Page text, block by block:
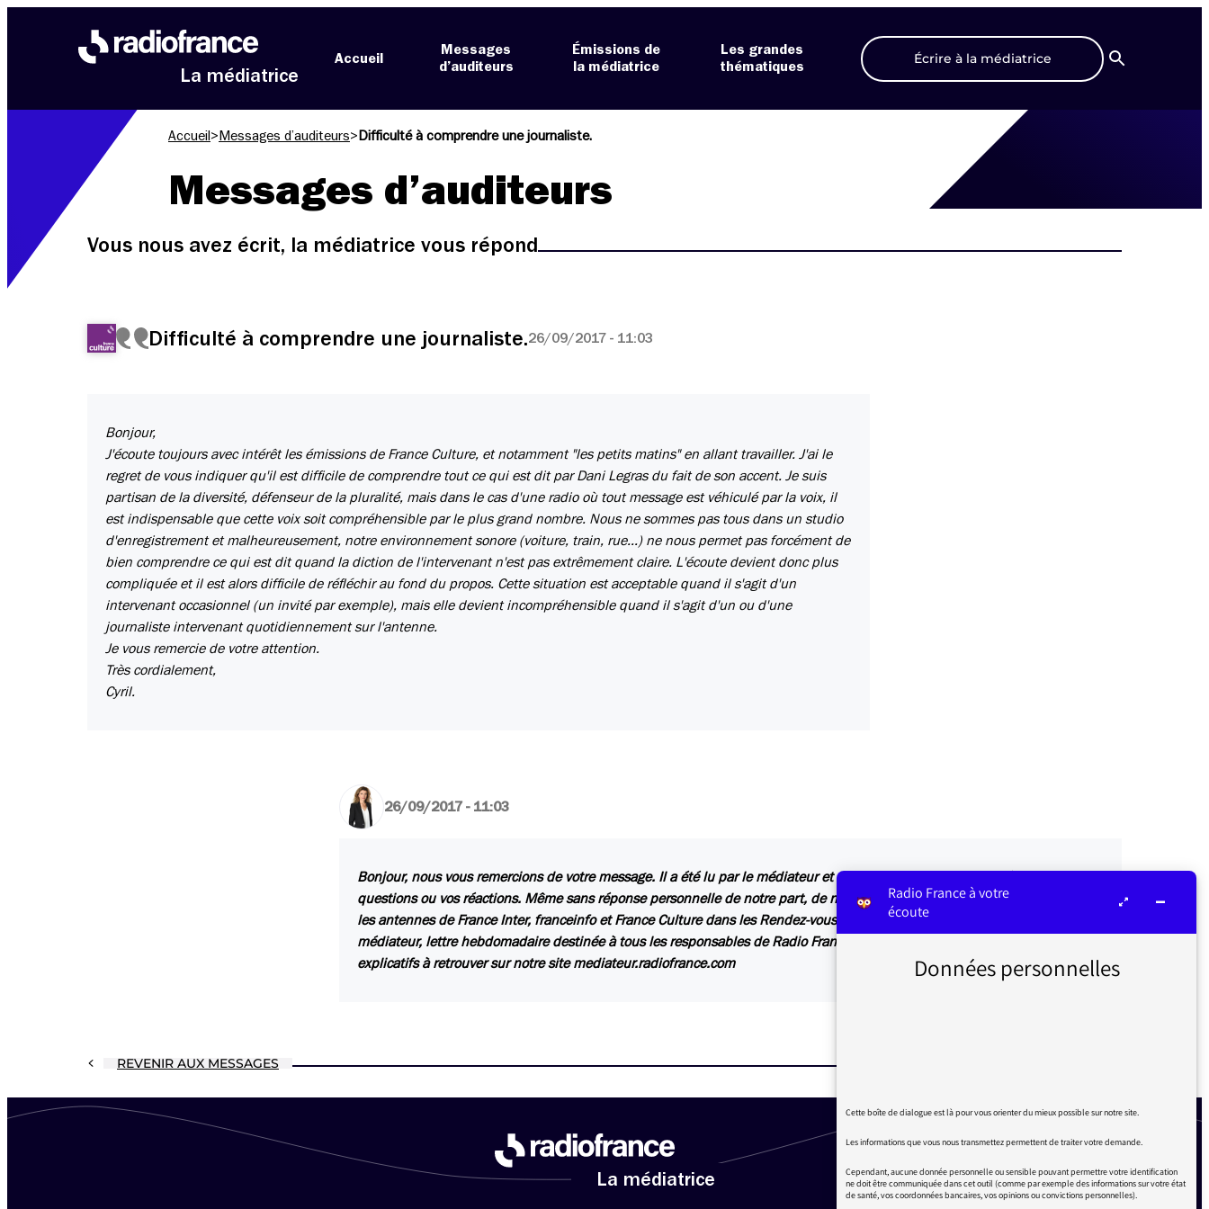
La médiatrice
Accueil
Messages
d’auditeurs
Émissions de
la médiatrice
Les grandes
thématiques
Écrire à la médiatrice
Recherche
Accueil > Messages d’auditeurs> Difficulté à comprendre une journaliste.
Messages d’auditeurs
Vous nous avez écrit, la médiatrice vous répond
Difficulté à comprendre une journaliste.26/09/2017 - 11:03
Bonjour,
J'écoute toujours avec intérêt les émissions de France Culture, et notamment "les petits matins" en allant travailler. J'ai le
regret de vous indiquer qu'il est difficile de comprendre tout ce qui est dit par Dani Legras du fait de son accent. Je suis
partisan de la diversité, défenseur de la pluralité, mais dans le cas d'une radio où tout message est véhiculé par la voix, il
est indispensable que cette voix soit compréhensible par le plus grand nombre. Nous ne sommes pas tous dans un studio
d'enregistrement et malheureusement, notre environnement sonore (voiture, train, rue...) ne nous permet pas forcément de
bien comprendre ce qui est dit quand la diction de l'intervenant n'est pas extrêmement claire. L'écoute devient donc plus
compliquée et il est alors difficile de réfléchir au fond du propos. Cette situation est acceptable quand il s'agit d'un
intervenant occasionnel (un invité par exemple), mais elle devient incompréhensible quand il s'agit d'un ou d'une
journaliste intervenant quotidiennement sur l'antenne.
Je vous remercie de votre attention.
Très cordialement,
Cyril.
26/09/2017 - 11:03
Bonjour, nous vous remercions de votre message. Il a été lu par le médiateur et transmis au service concerné par vos
questions ou vos réactions. Même sans réponse personnelle de notre part, de nombreuses contributions sont relayées sur
les antennes de France Inter, franceinfo et France Culture dans les Rendez-vous du médiateur ou dans Les infos du
médiateur, lettre hebdomadaire destinée à tous les responsables de Radio France. Elles inspirent également des articles
explicatifs à retrouver sur notre site mediateur.radiofrance.com
REVENIR AUX MESSAGES
La médiatrice
Radio France à votre
écoute
Données personnelles
Cette boîte de dialogue est là pour vous orienter du mieux possible sur notre site.
Les informations que vous nous transmettez permettent de traiter votre demande.
Cependant, aucune donnée personnelle ou sensible pouvant permettre votre identification
ne doit être communiquée dans cet outil (comme par exemple des informations sur votre état
de santé, vos coordonnées bancaires, vos opinions ou convictions personnelles).